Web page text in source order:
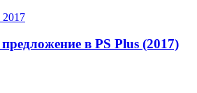
предложение в PS Plus (2017)